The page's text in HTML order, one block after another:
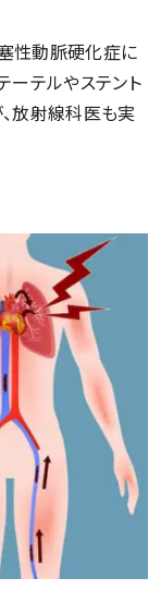
性動脈硬化症に
ーテルやステント
放射線科医も実